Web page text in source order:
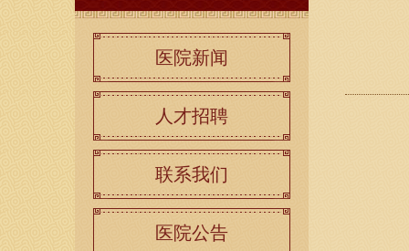
医院新闻
人才招聘
联系我们
医院公告